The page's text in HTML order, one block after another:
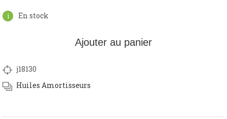
En stock
Ajouter au panier
j18130
Huiles Amortisseurs